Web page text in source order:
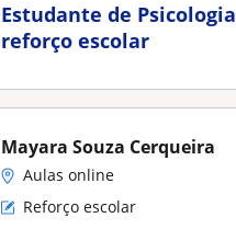
Estudante de
reforço escolar
Mayara Souza Cerqueira
Aulas online
Reforço escolar